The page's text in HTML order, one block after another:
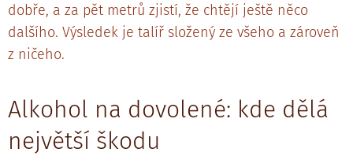
dobře, a za pět metrů zjistí, že chtějí ještě něco
dalšího. Výsledek je talíř složený ze všeho a zároveň
z ničeho.
Alkohol na dovolené: kde dělá
největší škodu